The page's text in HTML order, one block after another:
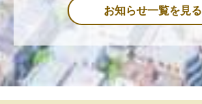
お知らせ一覧を見る